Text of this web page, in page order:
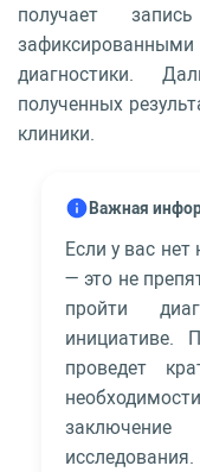
получает
диагностики.
полученных
клиники.
Важная
Если у вас
— это не
пройти
инициативе.
проведет
исследования.